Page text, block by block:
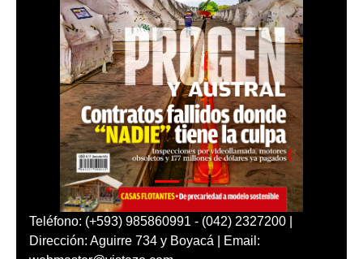
Teléfono: (+593) 985860991 - (042) 2327200 |
Dirección: Aguirre 734 y Boyacá | Email: